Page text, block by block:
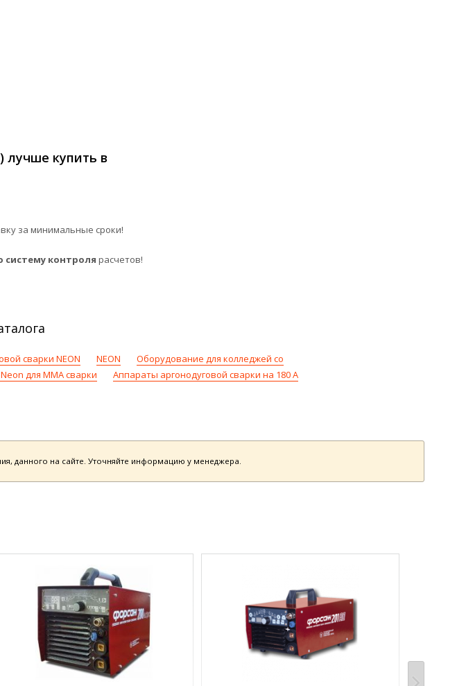
лучше купить в
за минимальные сроки!
контроля расчетов!
сварки NEON NEON
Оборудование для колледжей со
для MMA сварки
Аппараты аргонодуговой сварки на 180 А
данного на сайте. Уточняйте информацию у менеджера.